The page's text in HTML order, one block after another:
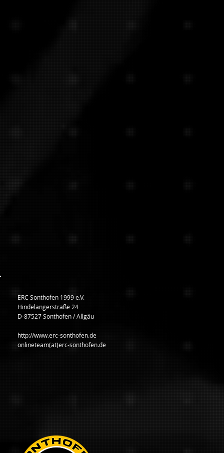
ERC Sonthofen 1999 e.V.
Hindelangerstraße 24
D-87527 Sonthofen / Allgäu
http://www.erc-sonthofen.de
onlineteam(at)erc-sonthofen.de